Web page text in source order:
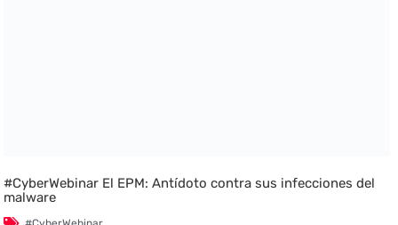
#CyberWebinar El EPM: Antídoto contra sus infecciones del
malware